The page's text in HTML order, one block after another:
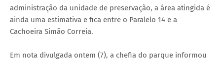
administração da unidade de preservação, a área atingida é
ainda uma estimativa e fica entre o Paralelo 14 e a
Cachoeira Simão Correia.
Em nota divulgada ontem (7), a chefia do parque informou